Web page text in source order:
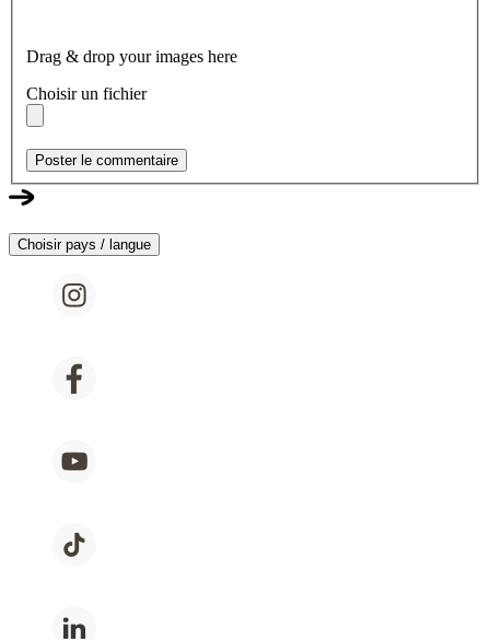
Drag & drop your images here
Choisir un fichier
Poster le commentaire
Choisir pays / langue